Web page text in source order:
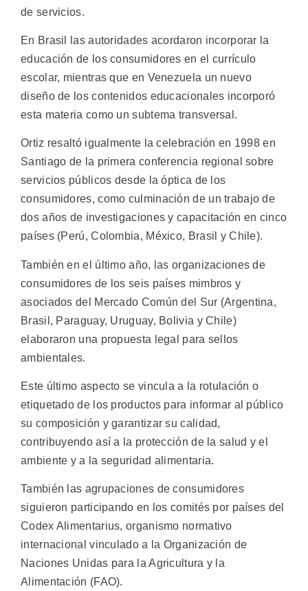
de servicios.
En Brasil las autoridades acordaron incorporar la
educación de los consumidores en el currículo
escolar, mientras que en Venezuela un nuevo
diseño de los contenidos educacionales incorporó
esta materia como un subtema transversal.
Ortiz resaltó igualmente la celebración en 1998 en
Santiago de la primera conferencia regional sobre
servicios públicos desde la óptica de los
consumidores, como culminación de un trabajo de
dos años de investigaciones y capacitación en cinco
países (Perú, Colombia, México, Brasil y Chile).
También en el último año, las organizaciones de
consumidores de los seis países mimbros y
asociados del Mercado Común del Sur (Argentina,
Brasil, Paraguay, Uruguay, Bolivia y Chile)
elaboraron una propuesta legal para sellos
ambientales.
Este último aspecto se vincula a la rotulación o
etiquetado de los productos para informar al público
su composición y garantizar su calidad,
contribuyendo así a la protección de la salud y el
ambiente y a la seguridad alimentaria.
También las agrupaciones de consumidores
siguieron participando en los comités por países del
Codex Alimentarius, organismo normativo
internacional vinculado a la Organización de
Naciones Unidas para la Agricultura y la
Alimentación (FAO).